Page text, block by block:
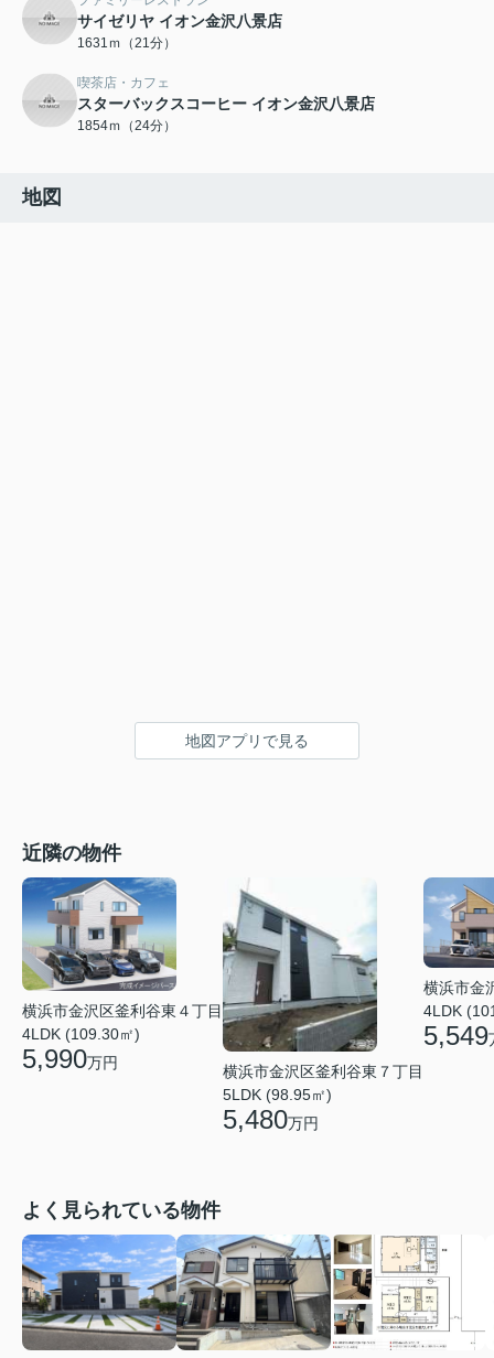
サイゼリヤ イオン金沢八景店
1631ｍ（21分）
喫茶店・カフェ
スターバックスコーヒー イオン金沢八景店
1854ｍ（24分）
地図
地図アプリで見る
近隣の物件
横浜市金沢区釜利谷東４丁目
4LDK (109.30㎡)
5,990万円
横浜市金沢区釜利谷東７丁目
5LDK (98.95㎡)
5,480万円
横浜市金
4LDK
5,549
よく見られている物件